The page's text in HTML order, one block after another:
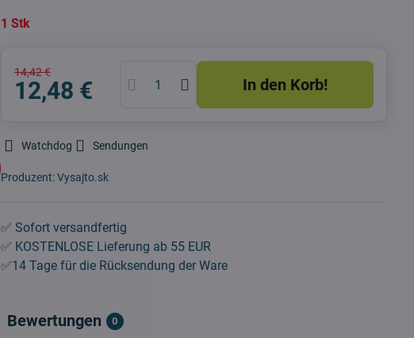
1 Stk
14,42 €
12,48 € In den Korb!
Watchdog Sendungen
Produzent:Vysajto.sk
✅ Sofort versandfertig
✅ KOSTENLOSE Lieferung ab 55 EUR
✅14 Tage für die Rücksendung der Ware
Bewertungen 0